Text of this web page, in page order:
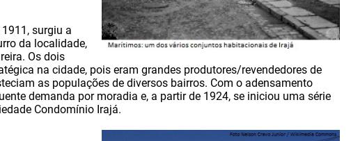
surgiu a
da localidade,
Os dois
na cidade, pois eram grandes produtores/revendedores de
as populações de diversos bairros. Com o adensamento
demanda por moradia e, a partir de 1924, se iniciou uma série
Condomínio Irajá.